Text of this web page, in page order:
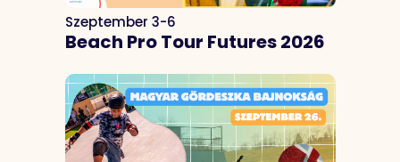
Szeptember 3-6
Beach Pro Tour Futures 2026